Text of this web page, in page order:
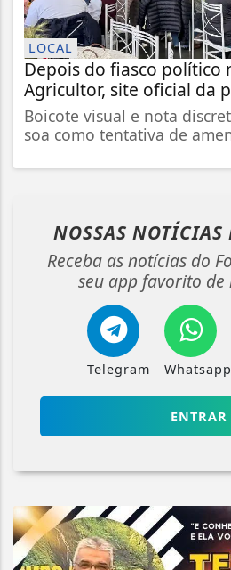
LOCAL
Depois do fiasco político
Agricultor, site oficial da
Boicote visual e nota
soa como tentativa de
NOSSAS NOTÍCIAS
Receba as notícias do
seu app favorito de
Telegram Whatsapp
ENTRAR